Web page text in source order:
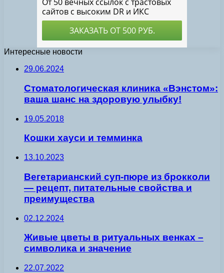
Интересные новости
29.06.2024
Стоматологическая клиника «Вэнстом»:
ваша шанс на здоровую улыбку!
19.05.2018
Кошки хауси и темминка
13.10.2023
Вегетарианский суп-пюре из брокколи
— рецепт, питательные свойства и
преимущества
02.12.2024
Живые цветы в ритуальных венках –
символика и значение
22.07.2022